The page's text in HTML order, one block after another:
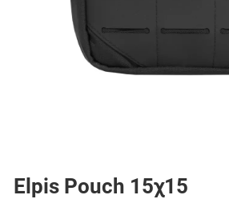
Elpis Pouch 15χ15